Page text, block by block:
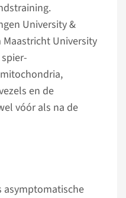
University &
Maastricht University
en de
vóór als na de
asymptomatische